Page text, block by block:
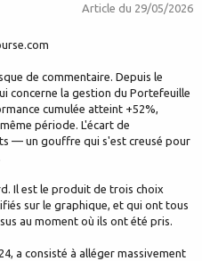
Article du 29/05/2026
de commentaire. Depuis le
concerne la gestion du Portefeuille
cumulée atteint +52%,
période. L'écart de
— un gouffre qui s'est creusé pour
Il est le produit de trois choix
sur le graphique, et qui ont tous
au moment où ils ont été pris.
a consisté à alléger massivement